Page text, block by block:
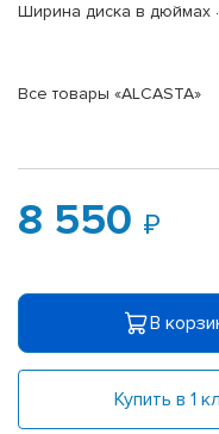
Ширина диска в дюймах
Все товары «ALCASTA»
8 550
В
Купить в 1